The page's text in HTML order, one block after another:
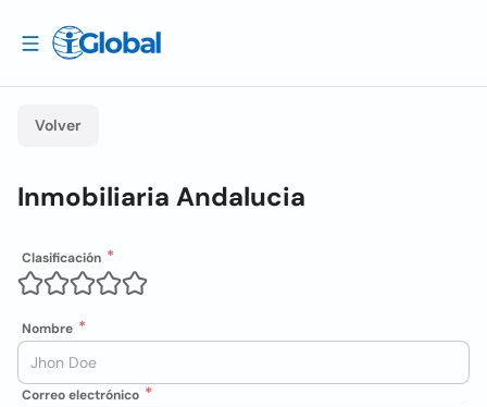
Volver
Inmobiliaria Andalucia
Clasificación
Nombre
Correo electrónico